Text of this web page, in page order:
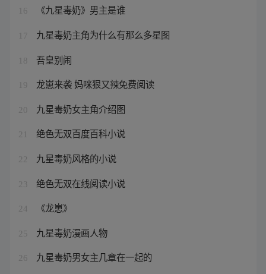
16 《九星毒奶》男主是谁
17 九星毒奶主角为什么有那么多星图
18 吾皇别闹
19 龙崽来袭 妈咪狠又辣免费阅读
20 九星毒奶女主角介绍图
21 绝色无双百度百科小说
22 九星毒奶风格的小说
23 绝色无双在线阅读小说
24 《龙崽》
25 九星毒奶漫画人物
26 九星毒奶男女主几章在一起的